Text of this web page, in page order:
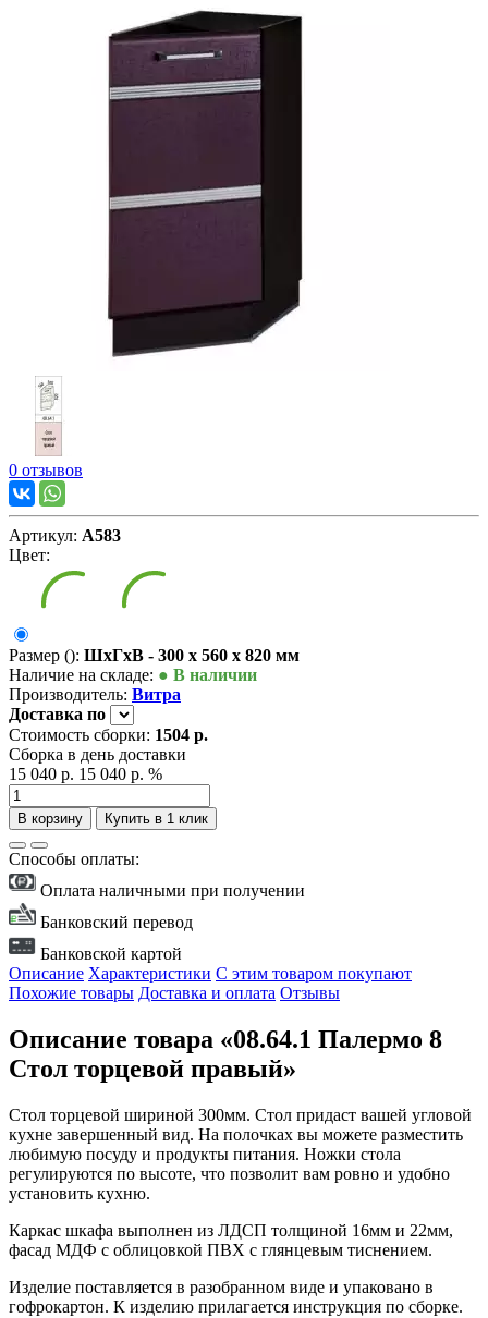
0 отзывов
Артикул: А583
Цвет:
Размер (): ШxГxВ - 300 x 560 x 820 мм
Наличие на складе: ● В наличии
Производитель: Витра
Доставка по
Стоимость сборки: 1504 р.
Сборка в день доставки
15 040 р. 15 040 р. %
В корзину Купить в 1 клик
Способы оплаты:
Оплата наличными при получении
Банковский перевод
Банковской картой
Описание Характеристики С этим товаром покупают
Похожие товары Доставка и оплата Отзывы
Описание товара «08.64.1 Палермо 8
Стол торцевой правый»
Стол торцевой шириной 300мм. Стол придаст вашей угловой
кухне завершенный вид. На полочках вы можете разместить
любимую посуду и продукты питания. Ножки стола
регулируются по высоте, что позволит вам ровно и удобно
установить кухню.
Каркас шкафа выполнен из ЛДСП толщиной 16мм и 22мм,
фасад МДФ с облицовкой ПВХ с глянцевым тиснением.
Изделие поставляется в разобранном виде и упаковано в
гофрокартон. К изделию прилагается инструкция по сборке.